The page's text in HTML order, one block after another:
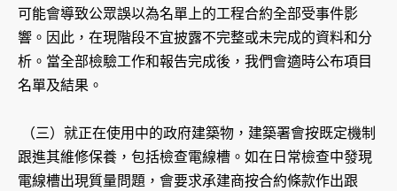
可能會導致公眾誤以為名單上的工程合約全部受事件影
響。因此，在現階段不宜披露不完整或未完成的資料和分
析。當全部檢驗工作和報告完成後，我們會適時公布項目
名單及結果。
（三）就正在使用中的政府建築物，建築署會按既定機制
跟進其維修保養，包括檢查電線槽。如在日常檢查中發現
電線槽出現質量問題，會要求承建商按合約條款作出跟